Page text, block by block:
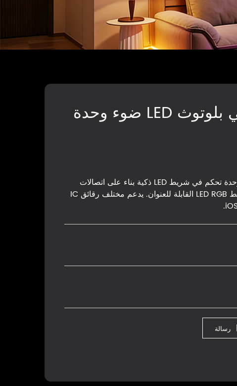
التحكم عن بعد الذكي بلوتوث LED ضوء وحدة
وحدة التحكم في ضوء LED بلوتوث هي وحدة تحكم في شريط LED ذكية بناء على اتصالات
Bluetooth 5.2 ، مصممة خصيصاً لشرائط LED RGB القابلة للعنوان. يدعم مختلف رقائق IC